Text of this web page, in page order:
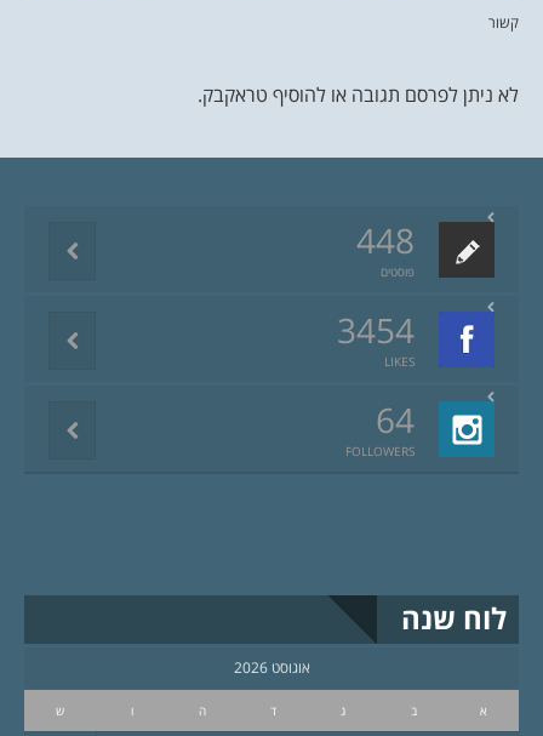
קשור
לא ניתן לפרסם תגובה או להוסיף טראקבק.
448
פוסטים
3454
LIKES
64
FOLLOWERS
לוח שנה
אוגוסט 2026
א ב ג ד ה ו ש